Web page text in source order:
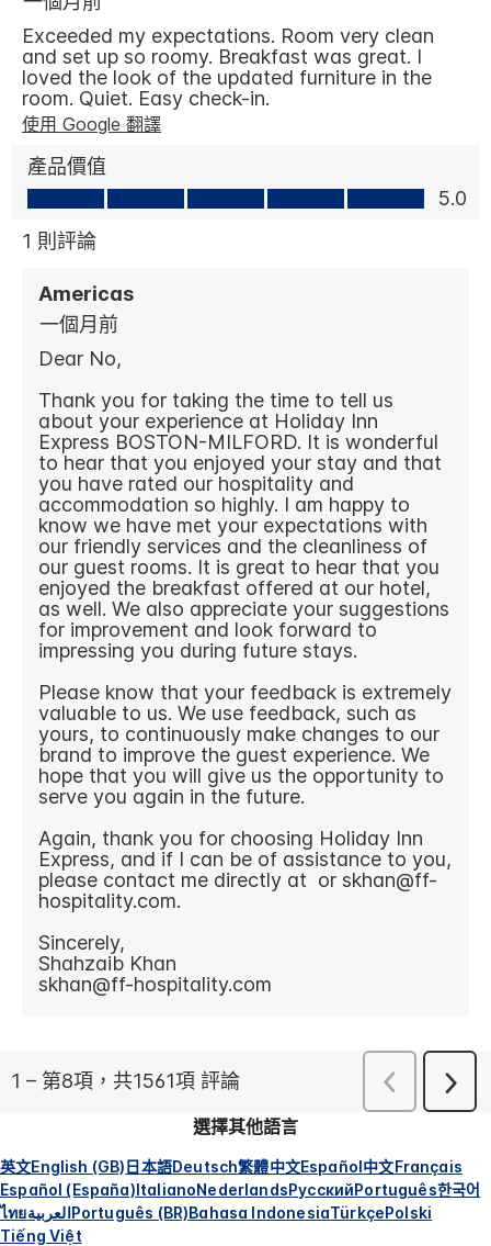
選擇其他語言
英文English (GB)日本語Deutsch繁體中文Español中文Français
Español (España)ItalianoNederlandsРусскийPortuguês한국어
ไทยالعربيةPortuguês (BR)Bahasa IndonesiaTürkçePolski
Tiếng Việt